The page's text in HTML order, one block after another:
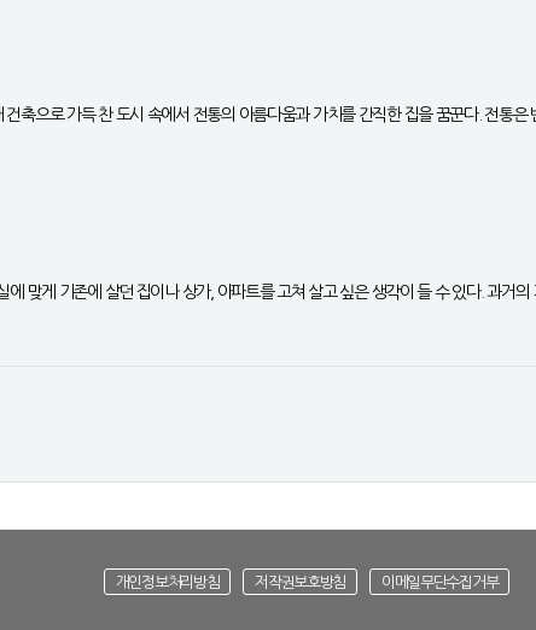
축으로 가득 찬 도시 속에서 전통의 아름다움과 가치를 간직한 집을 꿈꾼다. 전통
맞게 기존에 살던 집이나 상가, 아파트를 고쳐 살고 싶은 생각이 들 수 있다. 과거
개인정보처리방침 저작권보호방침 이메일무단수집거부